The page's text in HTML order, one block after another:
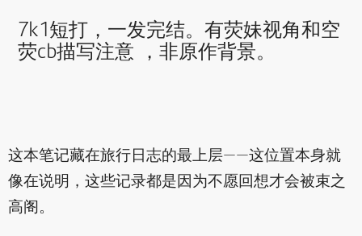
7k1短打，一发完结。有荧妹视角和空
荧cb描写注意‍ ，非原作背景。
这本笔记藏在旅行日志的最上层——这位置本身就
像在说明，这些记录都是因为不愿回想才会被束之
高阁。